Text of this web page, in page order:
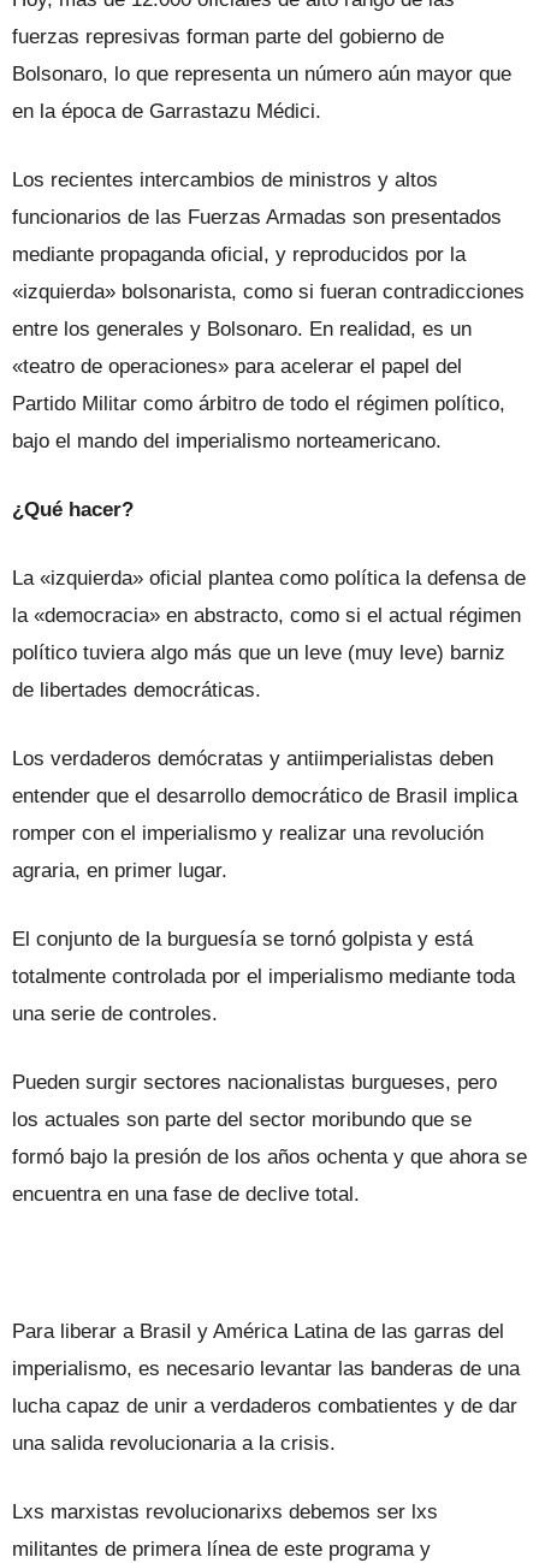
fuerzas represivas forman parte del gobierno de
Bolsonaro, lo que representa un número aún mayor que
en la época de Garrastazu Médici.
Los recientes intercambios de ministros y altos
funcionarios de las Fuerzas Armadas son presentados
mediante propaganda oficial, y reproducidos por la
«izquierda» bolsonarista, como si fueran contradicciones
entre los generales y Bolsonaro. En realidad, es un
«teatro de operaciones» para acelerar el papel del
Partido Militar como árbitro de todo el régimen político,
bajo el mando del imperialismo norteamericano.
¿Qué hacer?
La «izquierda» oficial plantea como política la defensa de
la «democracia» en abstracto, como si el actual régimen
político tuviera algo más que un leve (muy leve) barniz
de libertades democráticas.
Los verdaderos demócratas y antiimperialistas deben
entender que el desarrollo democrático de Brasil implica
romper con el imperialismo y realizar una revolución
agraria, en primer lugar.
El conjunto de la burguesía se tornó golpista y está
totalmente controlada por el imperialismo mediante toda
una serie de controles.
Pueden surgir sectores nacionalistas burgueses, pero
los actuales son parte del sector moribundo que se
formó bajo la presión de los años ochenta y que ahora se
encuentra en una fase de declive total.
Para liberar a Brasil y América Latina de las garras del
imperialismo, es necesario levantar las banderas de una
lucha capaz de unir a verdaderos combatientes y de dar
una salida revolucionaria a la crisis.
Lxs marxistas revolucionarixs debemos ser lxs
militantes de primera línea de este programa y